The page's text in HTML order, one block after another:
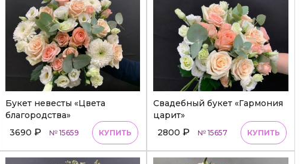
Букет невесты «Цвета
благородства»
3690 ₽ № 15659 КУПИТЬ
Свадебный букет «Гармония
царит»
2800₽ № 15657 КУПИТЬ